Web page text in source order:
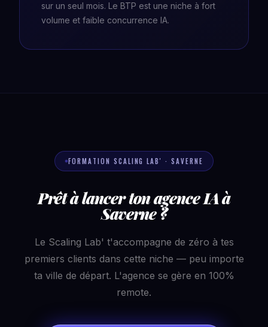
sur un seul mois. Le BTP est une niche à fort
volume et faible concurrence IA.
FORMATION SCALING LAB' · SAVERNE
Prêt à lancer ton agence IA à
Saverne ?
Le Scaling Lab' t'accompagne de zéro à tes
premiers clients dans cette niche — peu importe
ta ville de départ. L'agence se gère en 100%
remote.